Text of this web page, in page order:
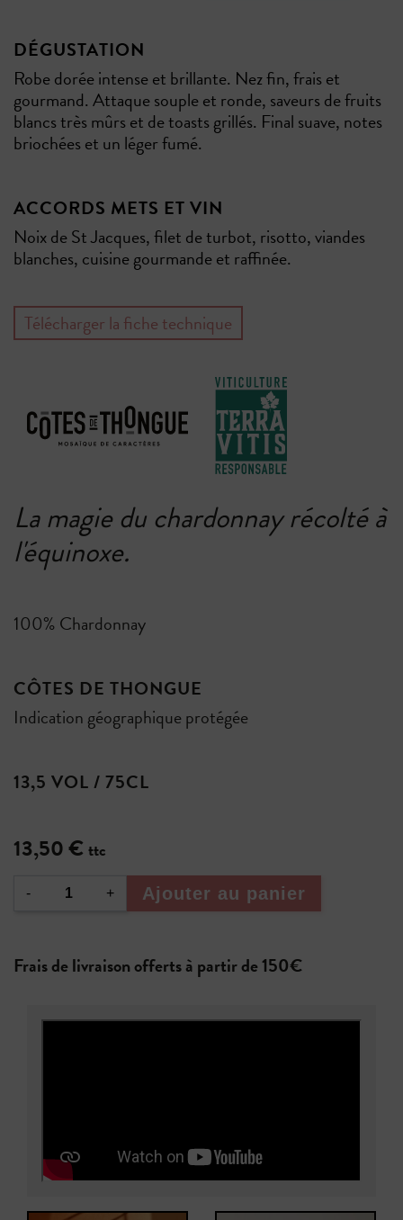
DÉGUSTATION
Robe dorée intense et brillante. Nez fin, frais et
gourmand. Attaque souple et ronde, saveurs de fruits
blancs très mûrs et de toasts grillés. Final suave, notes
briochées et un léger fumé.
ACCORDS METS ET VIN
Noix de St Jacques, filet de turbot, risotto, viandes
blanches, cuisine gourmande et raffinée.
Télécharger la fiche technique
La magie du chardonnay récolté à
l'équinoxe.
100% Chardonnay
CÔTES DE THONGUE
Indication géographique protégée
13,5 VOL / 75CL
13,50 € ttc
- + Ajouter au panier
Frais de livraison offerts à partir de 150€